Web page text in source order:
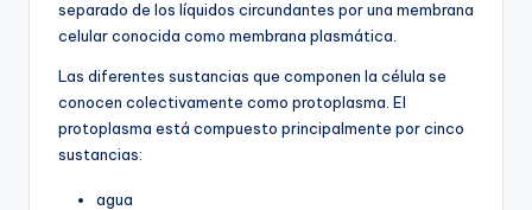
separado de los líquidos circundantes por una membrana
celular conocida como membrana plasmática.
Las diferentes sustancias que componen la célula se
conocen colectivamente como protoplasma. El
protoplasma está compuesto principalmente por cinco
sustancias:
agua